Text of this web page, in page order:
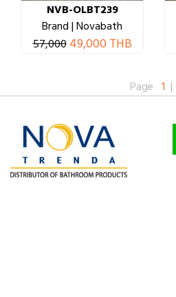
NVB-OLBT239
Brand | Novabath
57,000 49,000 THB
Page 1 |